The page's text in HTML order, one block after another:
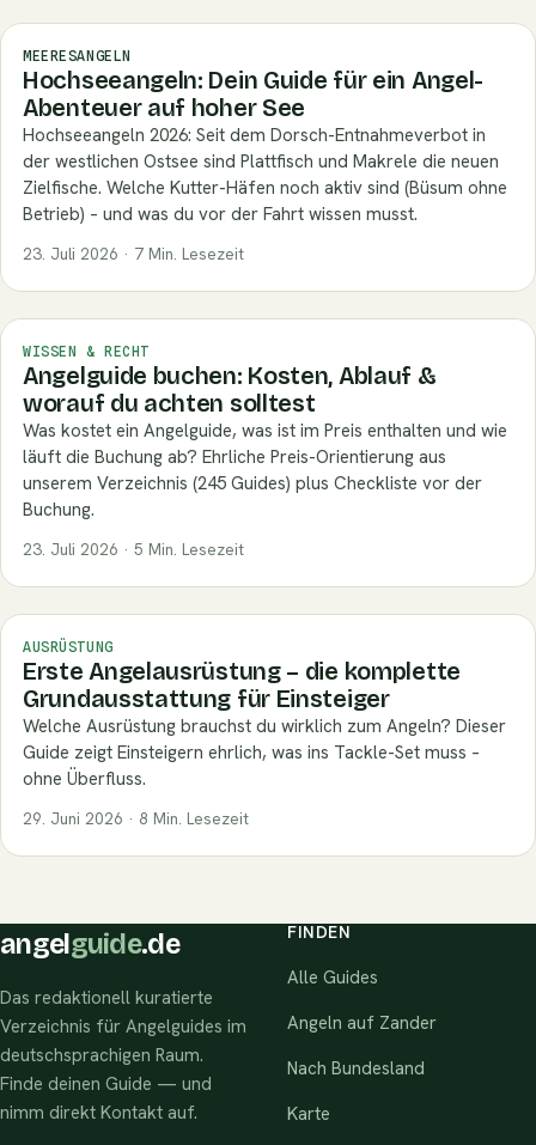
MEERESANGELN
Hochseeangeln: Dein Guide für ein Angel-
Abenteuer auf hoher See
Hochseeangeln 2026: Seit dem Dorsch-Entnahmeverbot in
der westlichen Ostsee sind Plattfisch und Makrele die neuen
Zielfische. Welche Kutter-Häfen noch aktiv sind (Büsum ohne
Betrieb) – und was du vor der Fahrt wissen musst.
23. Juli 2026 · 7 Min. Lesezeit
WISSEN & RECHT
Angelguide buchen: Kosten, Ablauf &
worauf du achten solltest
Was kostet ein Angelguide, was ist im Preis enthalten und wie
läuft die Buchung ab? Ehrliche Preis-Orientierung aus
unserem Verzeichnis (245 Guides) plus Checkliste vor der
Buchung.
23. Juli 2026 · 5 Min. Lesezeit
AUSRÜSTUNG
Erste Angelausrüstung – die komplette
Grundausstattung für Einsteiger
Welche Ausrüstung brauchst du wirklich zum Angeln? Dieser
Guide zeigt Einsteigern ehrlich, was ins Tackle-Set muss –
ohne Überfluss.
29. Juni 2026 · 8 Min. Lesezeit
angel guide.de
Das redaktionell kuratierte
Verzeichnis für Angelguides im
deutschsprachigen Raum.
Finde deinen Guide — und
nimm direkt Kontakt auf.
FINDEN
Alle Guides
Angeln auf Zander
Nach Bundesland
Karte